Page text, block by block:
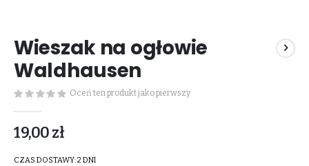
początek
galerii
Wieszak na ogłowie
Waldhausen
Oceń ten produkt jako pierwszy
19,00 zł
CZAS DOSTAWY:2 DNI